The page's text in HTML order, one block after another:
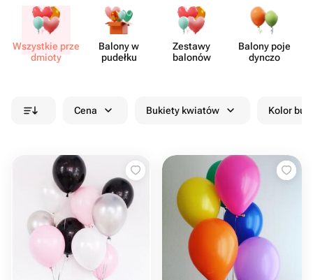
Wszystkie prze​
dmioty
Balony w
pudełku
Zestawy
balonów
Balony poje​
dynczo
Cena Bukiety kwiatów Kolor